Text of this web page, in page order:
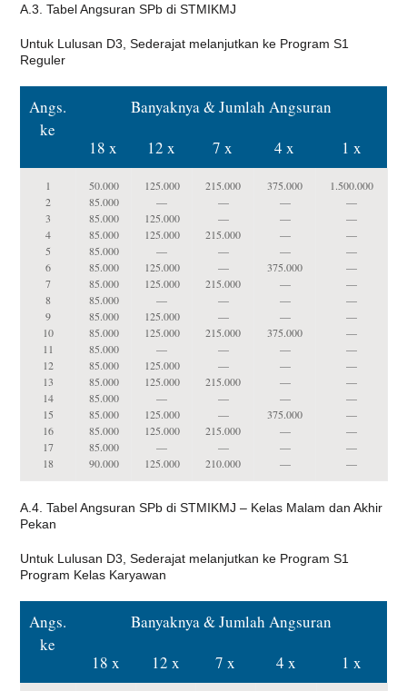
A.3. Tabel Angsuran SPb di STMIKMJ
Untuk Lulusan D3, Sederajat melanjutkan ke Program S1
Reguler
Angs.
ke
Banyaknya & Jumlah Angsuran
18 x
12 x 7 x 4 x 1 x
1
2
3
4
5
6
7
8
9
10
11
12
13
14
15
16
17
18
50.000
85.000
85.000
85.000
85.000
85.000
85.000
85.000
85.000
85.000
85.000
85.000
85.000
85.000
85.000
85.000
85.000
90.000
125.000
—
125.000
125.000
—
125.000
125.000
—
125.000
125.000
—
125.000
125.000
—
125.000
125.000
—
125.000
215.000
—
—
215.000
—
—
215.000
—
—
215.000
—
—
215.000
—
—
215.000
—
210.000
375.000
—
—
—
—
375.000
—
—
—
375.000
—
—
—
—
375.000
—
—
—
1.500.000
—
—
—
—
—
—
—
—
—
—
—
—
—
—
—
—
—
A.4. Tabel Angsuran SPb di STMIKMJ – Kelas Malam dan Akhir
Pekan
Untuk Lulusan D3, Sederajat melanjutkan ke Program S1
Program Kelas Karyawan
Angs.
ke
Banyaknya & Jumlah Angsuran
18 x
12 x 7 x 4 x 1 x